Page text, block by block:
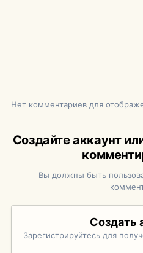
Нет комментариев для
Создайте аккаунт
Вы должны быть
Создать
Зарегистрируйтесь для